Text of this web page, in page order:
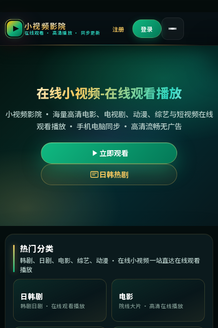
小视频影院
在线观看 · 高清播放 · 同步更新 注册 登录
在线小视频-在线观看播放
小视频影院 · 海量高清电影、电视剧、动漫、综艺与短视频在线
观看播放 · 手机电脑同步 · 高清流畅无广告
立即观看
日韩热剧
热门分类
韩剧、日剧、电影、综艺、动漫 · 在线小视频一站直达在线观看
播放
日韩剧
韩剧日剧 · 在线观看播放
电影
院线大片 · 高清在线播放